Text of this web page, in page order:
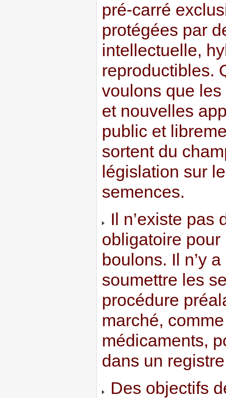
pré-carré
protégées par
intellectuelle,
reproductibles.
voulons que
et nouvelles
public et
sortent du
législation sur
semences.
Il n’existe pas
obligatoire
boulons. Il n’y
soumettre les
procédure
marché,
médicaments,
dans un
Des objectifs